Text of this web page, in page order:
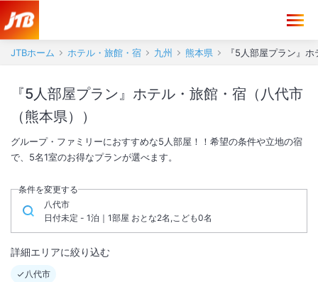
JTBホーム ホテル・旅館・宿 九州 熊本県 『5人部屋プラン』
『5人部屋プラン』ホテル・旅館・宿（八代市
（熊本県））
グループ・ファミリーにおすすめな5人部屋！！希望の条件や立地の宿
で、5名1室のお得なプランが選べます。
条件を変更する
八代市
日付未定 - 1泊｜1部屋 おとな2名,こども0名
詳細エリアに絞り込む
八代市